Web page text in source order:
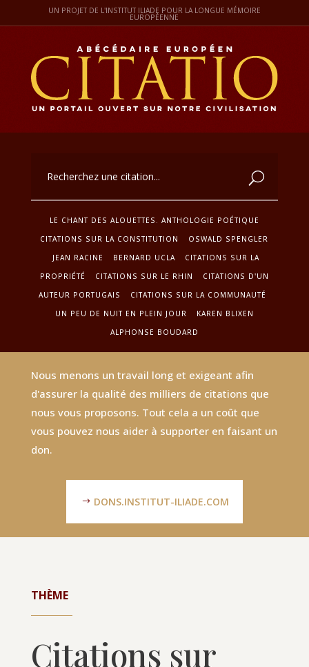
UN PROJET DE L'INSTITUT ILIADE POUR LA LONGUE MÉMOIRE
EUROPÉENNE
LE CHANT DES ALOUETTES. ANTHOLOGIE POÉTIQUE
CITATIONS SUR LA CONSTITUTION
OSWALD SPENGLER
JEAN RACINE
BERNARD UCLA
CITATIONS SUR LA
PROPRIÉTÉ
CITATIONS SUR LE RHIN
CITATIONS D'UN
AUTEUR PORTUGAIS
CITATIONS SUR LA COMMUNAUTÉ
UN PEU DE NUIT EN PLEIN JOUR
KAREN BLIXEN
ALPHONSE BOUDARD
Nous menons un travail long et exigeant afin
d'assurer la qualité des milliers de citations que
nous vous proposons. Tout cela a un coût que
vous pouvez nous aider à supporter en faisant un
don.
DONS.INSTITUT-ILIADE.COM
THÈME
Citations sur